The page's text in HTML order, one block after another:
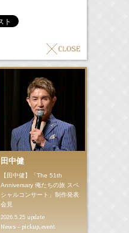
田中健
【田中健】「The 51th
Anniversary 俺たちの旅 スペ
シャルコンサート」制作発表
会見
2026.5.25update
News - pickup,event